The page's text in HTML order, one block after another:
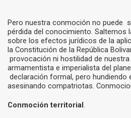
Pero nuestra conmoción no puede
pérdida del conocimiento. Saltemos
sobre los efectos jurídicos de la
la Constitución de la República
provocación ni hostilidad de
armamentista e imperialista del
declaración formal, pero hundiendo
asesinando compatriotas.
Conmoción territorial.